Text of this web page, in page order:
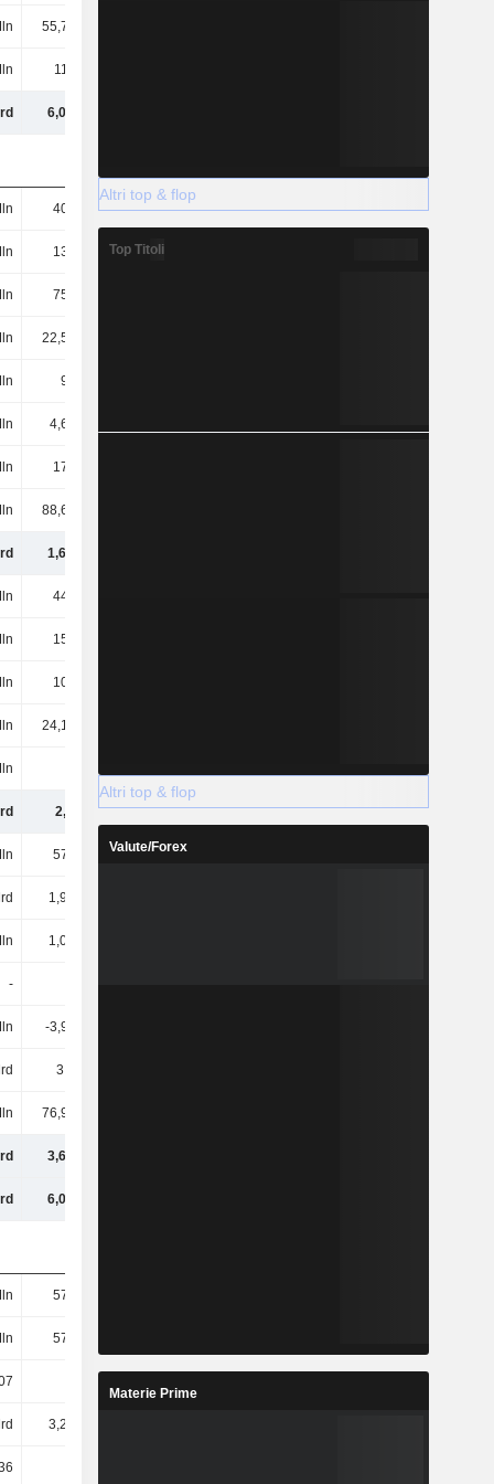
55,75 Mln
110 Mln
6,07 Mrd
401 Mln 511 Mln 609 Mln
134 Mln 189 Mln
754 Mln
22,53 Mln
95 Mln
4,64 Mln
173 Mln
88,68 Mln
1,67 Mrd
440 Mln
158 Mln
104 Mln
24,13 Mln
2,4 Mrd 3,14 Mrd 3,01 Mrd
575 Mln 583 Mln
1,98 Mrd
1,04 Mrd
-
-3,94 Mln
3,6 Mrd
76,94 Mln
3,67 Mrd
6,07 Mrd
575 Mln
575 Mln
3,24 Mrd
Altri top & flop
Top Titoli
Altri top & flop
Valute/Forex
Materie Prime